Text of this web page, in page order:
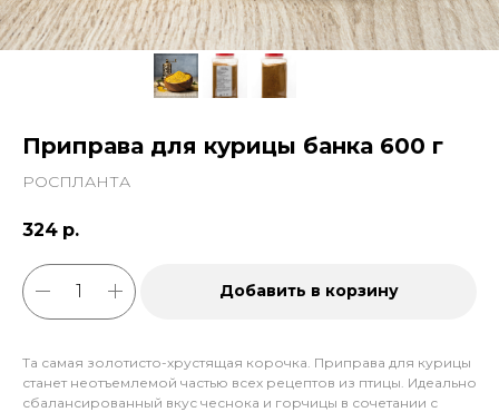
Приправа для курицы банка 600 г
РОСПЛАНТА
324 р.
Добавить в корзину
Та самая золотисто-хрустящая корочка. Приправа для курицы
станет неотъемлемой частью всех рецептов из птицы. Идеально
сбалансированный вкус чеснока и горчицы в сочетании с